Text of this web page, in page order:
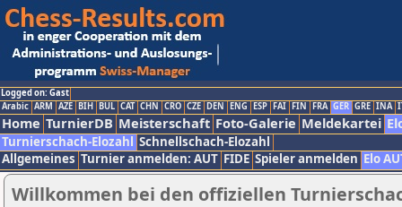
Logged on: Gast
Arabic ARM AZE BIH BUL CAT CHN CRO CZE DEN ENG ESP FAI FIN FRA GER GRE INA
Home TurnierDB Meisterschaft Foto-Galerie Meldekartei
Turnierschach-Elozahl Schnellschach-Elozahl
Allgemeines Turnier anmelden: AUT FIDE Spieler anmelden Elo
Willkommen bei den offiziellen